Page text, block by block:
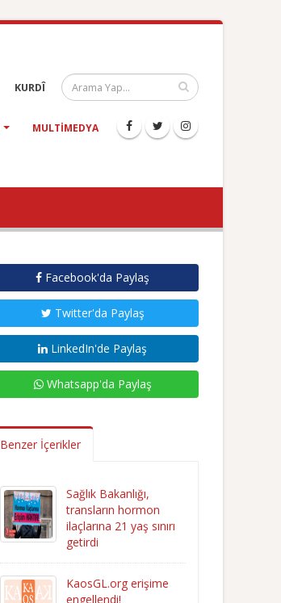
KURDÎ
MULTIMEDYA
Facebook'da Paylaş
Twitter'da Paylaş
LinkedIn'de Paylaş
Whatsapp'da Paylaş
Benzer İçerikler
Sağlık Bakanlığı,
transların hormon
ilaçlarına 21 yaş sınırı
getirdi
KaosGL.org erişime
engellendi!